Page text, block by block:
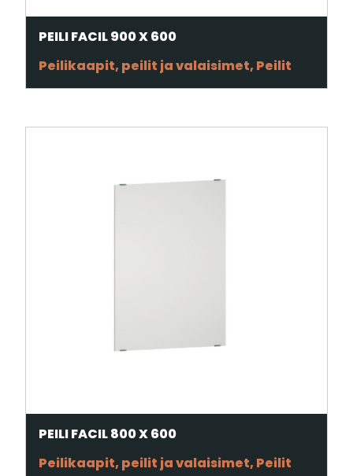
PEILI FACIL 900 X 600
Peilikaapit, peilit ja valaisimet, Peilit
PEILI FACIL 800 X 600
Peilikaapit, peilit ja valaisimet, Peilit